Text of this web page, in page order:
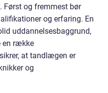
Først og fremmest bør
og erfaring. En
uddannelsesbaggrund,
en række
at tandlægen er
og